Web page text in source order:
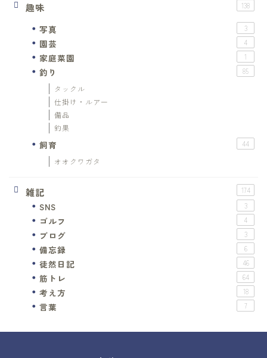
趣味 138
写真 3
園芸 4
家庭菜園 1
釣り 85
タックル
仕掛け・ルアー
備品
釣果
飼育 44
オオクワガタ
雑記 174
SNS 3
ゴルフ 4
ブログ 3
備忘録 6
徒然日記 46
筋トレ 64
考え方 18
言葉 7